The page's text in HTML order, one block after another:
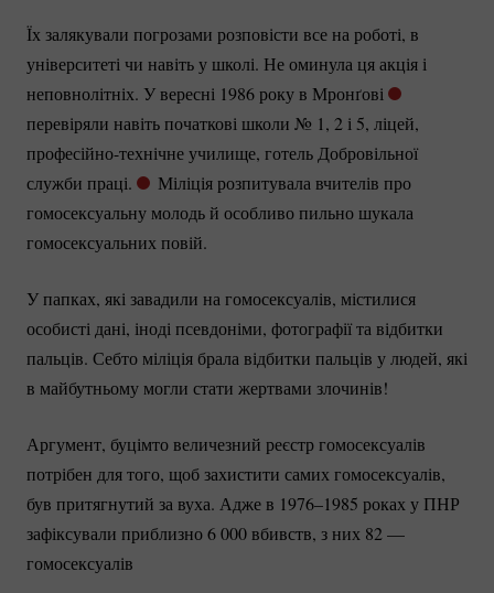
Їх залякували погрозами розповісти все на роботі, в
університеті чи навіть у школі. Не оминула ця акція і
неповнолітніх. У вересні 1986 року в Мронґові
перевіряли навіть початкові школи № 1, 2 і 5, ліцей,
професійно-технічнеучилище, готель Добровільної
служби праці.
Міліція розпитувала вчителів про
гомосексуальну молодь й особливо пильно шукала
гомосексуальних повій.
У папках, які завадили на гомосексуалів, містилися
особисті дані, іноді псевдоніми, фотографії та відбитки
пальців. Себто міліція брала відбитки пальців у людей, які
в майбутньому могли стати жертвами злочинів!
Аргумент, буцімто величезний реєстр гомосексуалів
потрібен для того, щоб захистити самих гомосексуалів,
був притягнутий за вуха. Адже в 1976–1985 роках у ПНР
зафіксували приблизно 6 000 вбивств, з них 82 —
гомосексуалів